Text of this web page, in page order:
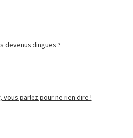
devenus dingues ?
vous parlez pour ne rien dire !